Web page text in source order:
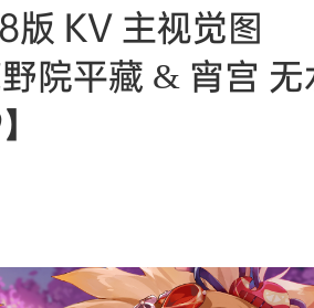
KV 主视觉图
院平藏 & 宵宫 无